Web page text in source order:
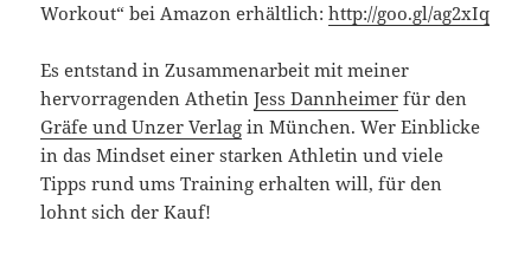
Workout“ bei Amazon erhältlich:http://goo.gl/ag2xIq
Es entstand in Zusammenarbeit mit meiner
hervorragenden AthetinJess Dannheimer für den
Gräfe und Unzer Verlag in München. Wer Einblicke
in das Mindset einer starken Athletin und viele
Tipps rund ums Training erhalten will, für den
lohnt sich der Kauf!